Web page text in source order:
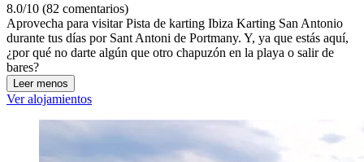
8.0/10 (82 comentarios)
Aprovecha para visitar Pista de karting Ibiza Karting San Antonio
durante tus días por Sant Antoni de Portmany. Y, ya que estás aquí,
¿por qué no darte algún que otro chapuzón en la playa o salir de
bares?
Leer menos
Ver alojamientos